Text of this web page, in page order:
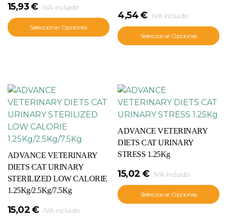
15,93€ IVA incluido
Seleccionar Opciones
4,54€ IVA incluido
Seleccionar Opciones
ADVANCE VETERINARY
DIETS CAT URINARY
STERILIZED LOW CALORIE
1.25Kg/2.5Kg/7.5Kg
15,02€ IVA incluido
ADVANCE VETERINARY
DIETS CAT URINARY
STRESS 1.25Kg
15,02 € IVA incluido
Seleccionar Opciones